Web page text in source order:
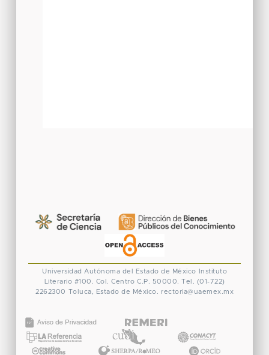
Universidad Autónoma del Estado de México
Instituto
Literario #100. Col. Centro C.P. 50000. Tel. (01-722)
2262300 Toluca, Estado de México. rectoria@uaemex.mx